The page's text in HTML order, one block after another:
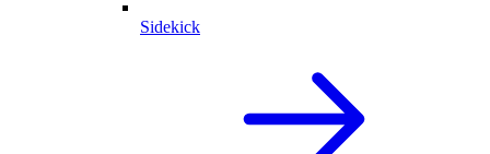
Sidekick